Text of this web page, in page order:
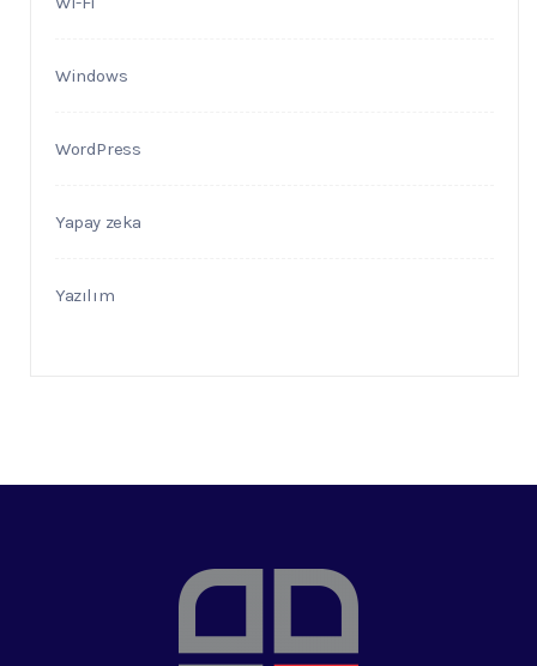
Windows
WordPress
Yapay zeka
Yazılım